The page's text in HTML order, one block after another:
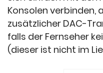
Konsolen verbinden,
zusätzlicher DAC-
falls der Fernseher
(dieser ist nicht im